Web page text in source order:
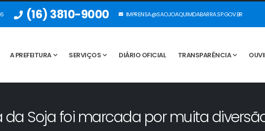
(16) 3810-9000 IMPRENSA@SAOJOAQUIMDABARRA.SP.GOV.BR
A PREFEITURA SERVIÇOS DIÁRIO OFICIAL TRANSPARÊNCIA
da Soja foi marcada por muita